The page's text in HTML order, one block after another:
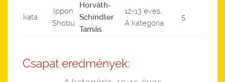
kata
Ippon
Shobu
Horváth-
Schindler
Tamás
12-13 éves,
A kategória
5
Csapat eredmények: